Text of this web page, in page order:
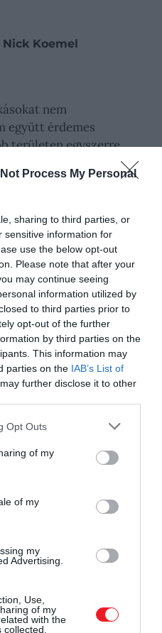
Not Process My Personal
sharing to third parties, or
sensitive information for
use the below opt-out
Please note that after your
may continue seeing
information utilized by
to third parties prior to
opt-out of the further
by third parties on the
This information may
parties on the IAB’s List of
further disclose it to other
uses one or more Google
behaviour. You may click to
and its third-party tags to
purposes in below Google
Opt Outs
of my
of my
my
Advertising.
Use,
of my
with the
Nick Koemel
nem
együtt érdemes
területen egyszerre
mégis
a mozgás és a
igazán.
néhány perccel több